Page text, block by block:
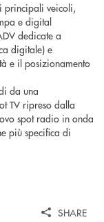
principali veicoli,
e digital
dedicate a
digitale) e
e il posizionamento
da una
TV ripreso dalla
spot radio in onda
più specifica di
SHARE